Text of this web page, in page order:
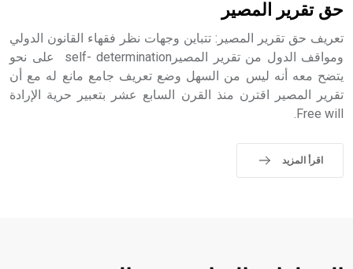
sign تكتب منفصلة غير متصلة، وتعتمد المبدأ الأكوروفوني،
حيث تقتصر القيمة الصوتية للعلامة الك
حق تقرير المصير
تعريف حق تقرير المصير: تتباين وجهات نظر فقهاء القانون الدولي
ومواقف الدول من تقرير المصيرself- determination على نحو
يتضح معه أنه ليس من السهل وضع تعريف جامع مانع له مع أن
تقرير المصير اقترن منذ القرن السابع عشر بتعبير حرية الإرادة
Free will.
اقرأ المزيد